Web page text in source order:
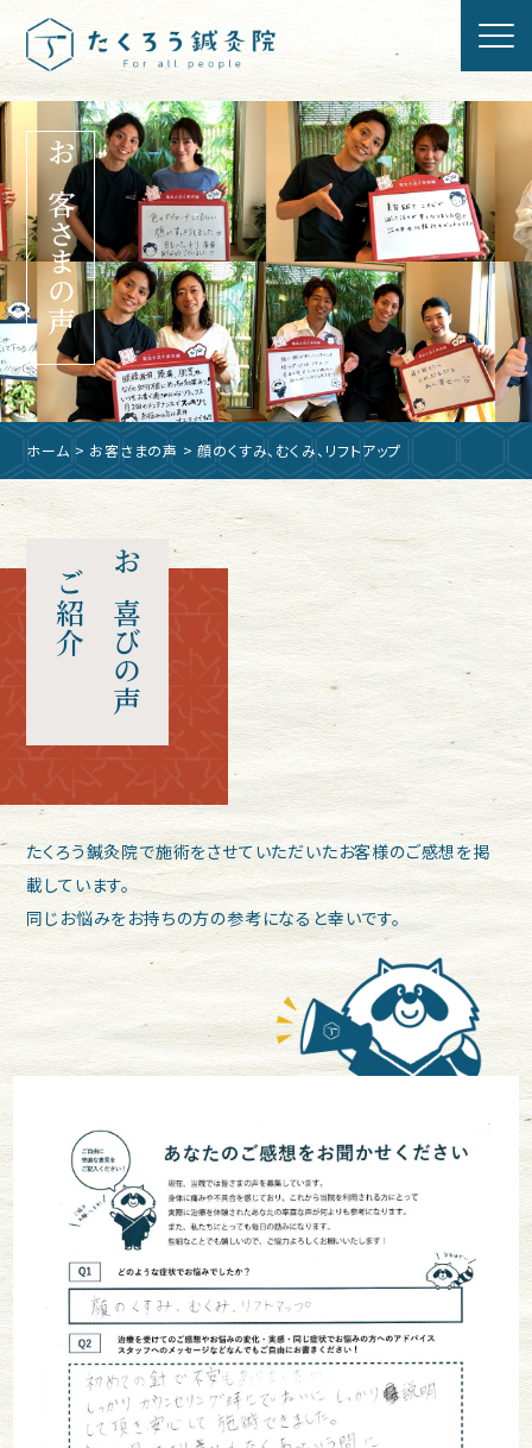
お客さまの声
ホーム > お客さまの声 > 顔のくすみ、むくみ、リフトアップ
お喜びの声
ご紹介
たくろう鍼灸院で施術をさせていただいたお客様のご感想を掲
載しています。
同じお悩みをお持ちの方の参考になると幸いです。